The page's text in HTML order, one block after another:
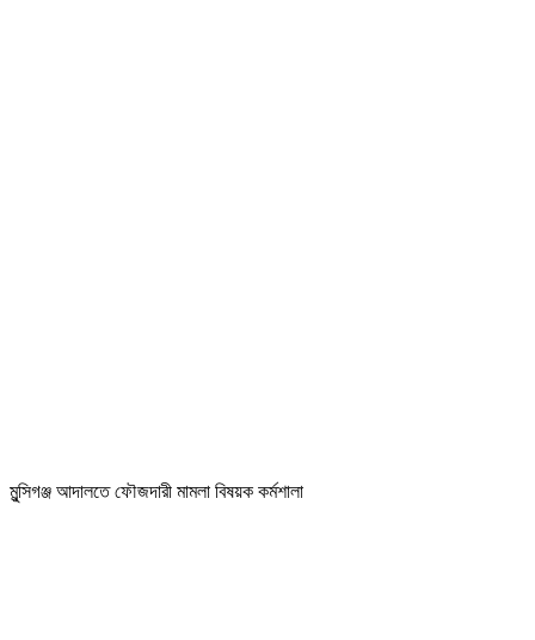
মুন্সিগঞ্জ আদালতে ফৌজদারী মামলা বিষয়ক কর্মশালা